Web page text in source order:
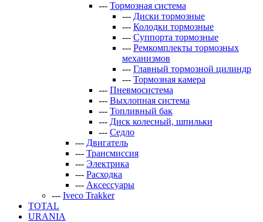
--- Тормозная система
--- Диски тормозные
--- Колодки тормозные
--- Суппорта тормозные
--- Ремкомплекты тормозных
механизмов
--- Главный тормозной цилиндр
--- Тормозная камера
--- Пневмосистема
--- Выхлопная система
--- Топливный бак
--- Диск колесный, шпильки
--- Седло
--- Двигатель
--- Трансмиссия
--- Электрика
--- Расходка
--- Аксессуары
--- Iveco Trakker
TOTAL
URANIA